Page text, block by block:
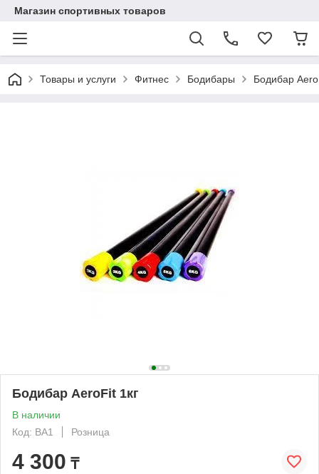
Магазин спортивных товаров
Товары и услуги Фитнес Бодибары Бодибар
Бодибар AeroFit 1кг
В наличии
Код: BA1
Розница
4 300 ₸